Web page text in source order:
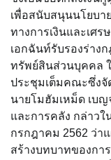
เพื่อสนับสนุนนโยบา
ทางการเงินและเศ
เอกฉันท์รับรองร่าง
ทรัพย์สินส่วนบุคคล
ประชุมเต็มคณะซึ่ง
นายโมฮัมเหม็ด เบญ
และการคลัง กล่าว
กรกฎาคม 2562 ว่า
สร้างบทบาทของกา